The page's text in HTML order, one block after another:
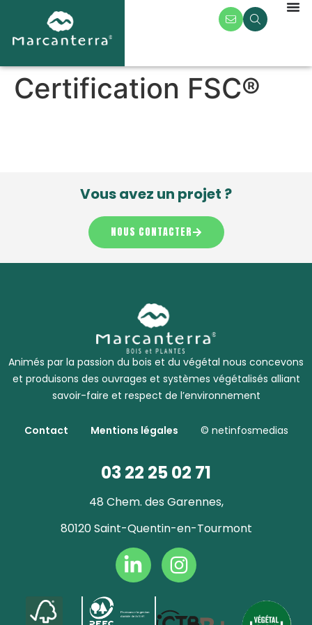
Certification FSC®
Vous avez un projet ?
NOUS CONTACTER
Animés par la passion du bois et du végétal nous concevons
et produisons des ouvrages et systèmes végétalisés alliant
savoir-faire et respect de l’environnement
Contact Mentions légales © netinfosmedias
03 22 25 02 71
48 Chem. des Garennes,
80120 Saint-Quentin-en-Tourmont